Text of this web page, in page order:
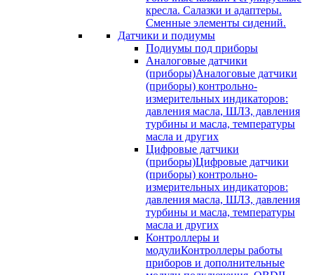
кресла. Салазки и адаптеры.
Сменные элементы сидений.
Датчики и подиумы
Подиумы под приборы
Аналоговые датчики
(приборы)Аналоговые датчики
(приборы) контрольно-
измерительных индикаторов:
давления масла, ШЛЗ, давления
турбины и масла, температуры
масла и других
Цифровые датчики
(приборы)Цифровые датчики
(приборы) контрольно-
измерительных индикаторов:
давления масла, ШЛЗ, давления
турбины и масла, температуры
масла и других
Контроллеры и
модулиКонтроллеры работы
приборов и дополнительные